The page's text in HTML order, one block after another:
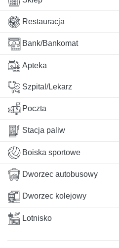
Restauracja
Bank/Bankomat
Apteka
Szpital/Lekarz
Poczta
Stacja paliw
Boiska sportowe
Dworzec autobusowy
Dworzec kolejowy
Lotnisko